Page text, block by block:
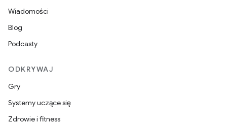
Wiadomości
Blog
Podcasty
ODKRYWAJ
Gry
Systemy uczące się
Zdrowie i fitness